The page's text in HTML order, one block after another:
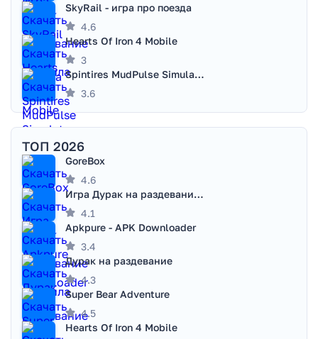
SkyRail - игра про поезда
4.6
Hearts Of Iron 4 Mobile
3
Spintires MudPulse Simulator
3.6
ТОП 2026
GoreBox
4.6
Игра Дурак на раздевание - Правила игры
4.1
Apkpure - APK Downloader
3.4
Дурак на раздевание
4.3
Super Bear Adventure
4.5
Hearts Of Iron 4 Mobile